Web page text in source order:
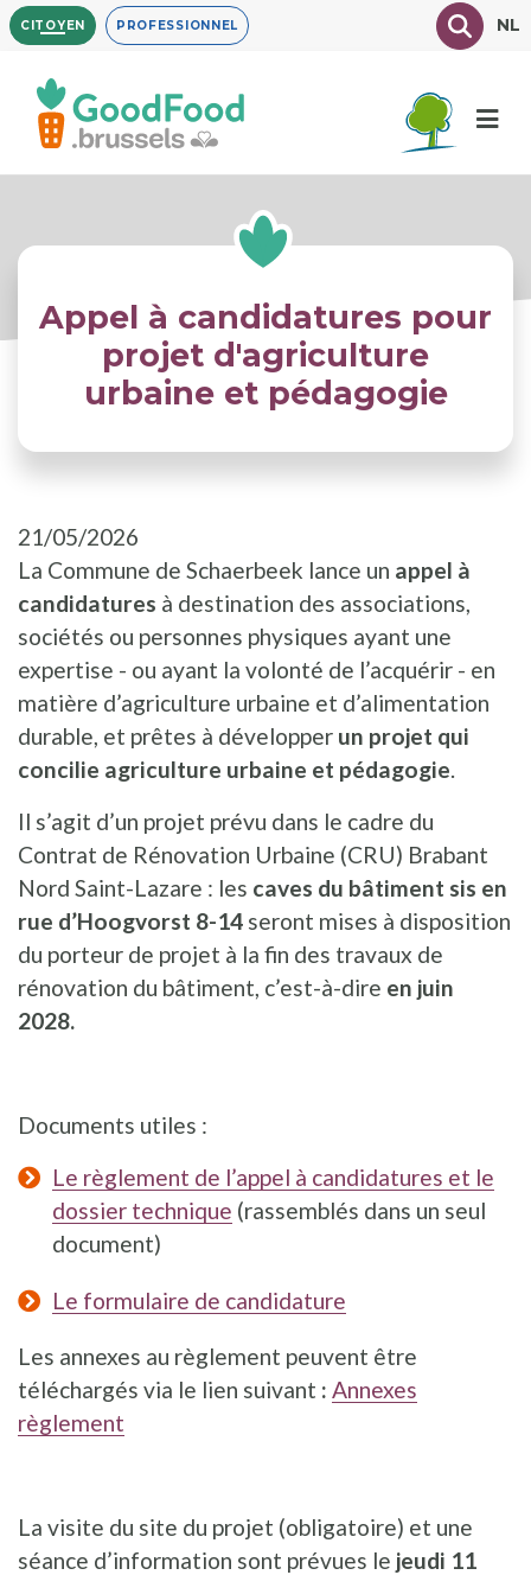
Aller
au
contenu
principal
CITOYEN PROFESSIONNEL TexteNL
Appel à candidatures pour
projet d'agriculture
urbaine et pédagogie
21/05/2026
La Commune de Schaerbeek lance un appel à
candidatures à destination des associations,
sociétés ou personnes physiques ayant une
expertise - ou ayant la volonté de l’acquérir - en
matière d’agriculture urbaine et d’alimentation
durable, et prêtes à développer un projet qui
concilie agriculture urbaine et pédagogie.
Il s’agit d’un projet prévu dans le cadre du
Contrat de Rénovation Urbaine (CRU) Brabant
Nord Saint-Lazare : les caves du bâtiment sis en
rue d’Hoogvorst 8-14 seront mises à disposition
du porteur de projet à la fin des travaux de
rénovation du bâtiment, c’est-à-dire en juin
2028.
Documents utiles :
Le règlement de l’appel à candidatures et le
dossier technique (rassemblés dans un seul
document)
Le formulaire de candidature
Les annexes au règlement peuvent être
téléchargés via le lien suivant : Annexes
règlement
La visite du site du projet (obligatoire) et une
séance d’information sont prévues le jeudi 11